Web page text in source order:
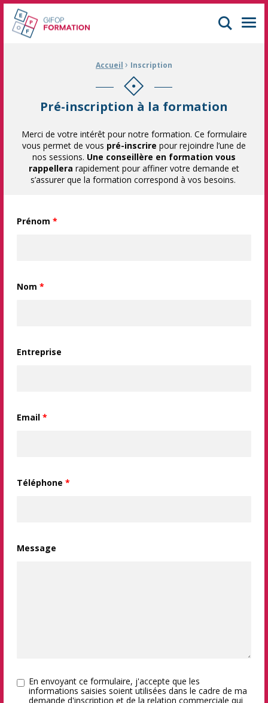
GIFOP Formation Centre de formation continue à Mulhouse
Accueil › Inscription
Pré-inscription à la formation
Merci de votre intérêt pour notre formation. Ce formulaire
vous permet de vous pré-inscrire pour rejoindre l’une de
nos sessions. Une conseillère en formation vous
rappellera rapidement pour affiner votre demande et
s’assurer que la formation correspond à vos besoins.
Prénom *
Nom *
Entreprise
Email *
Téléphone *
Message
En envoyant ce formulaire, j'accepte que les
informations saisies soient utilisées dans le cadre de ma
demande d'inscription et de la relation commerciale qui